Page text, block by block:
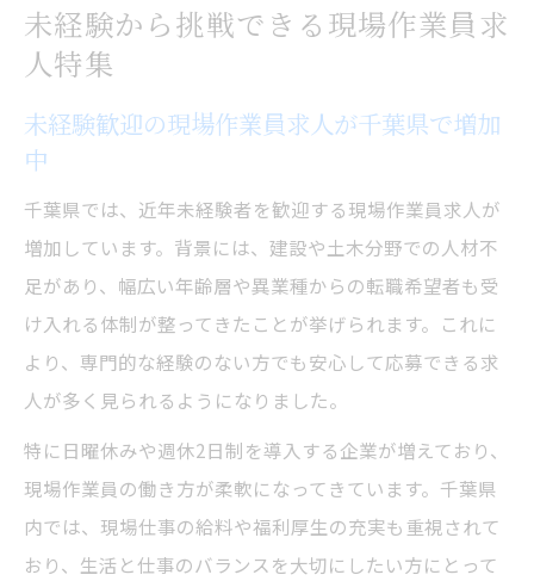
未経験から挑戦できる現場作業員求
人特集
未経験歓迎の現場作業員求人が千葉県で増加
中
千葉県では、近年未経験者を歓迎する現場作業員求人が
増加しています。背景には、建設や土木分野での人材不
足があり、幅広い年齢層や異業種からの転職希望者も受
け入れる体制が整ってきたことが挙げられます。これに
より、専門的な経験のない方でも安心して応募できる求
人が多く見られるようになりました。
特に日曜休みや週休2日制を導入する企業が増えており、
現場作業員の働き方が柔軟になってきています。千葉県
内では、現場仕事の給料や福利厚生の充実も重視されて
おり、生活と仕事のバランスを大切にしたい方にとって